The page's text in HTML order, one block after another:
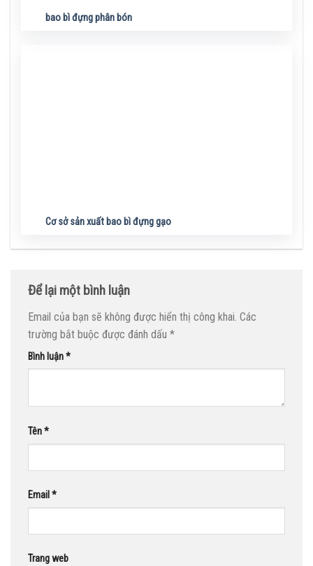
bao bì đựng phân bón
Cơ sở sản xuất bao bì đựng gạo
Để lại một bình luận
Email của bạn sẽ không được hiển thị công khai. Các
trường bắt buộc được đánh dấu *
Bình luận*
Tên*
Email *
Trang web